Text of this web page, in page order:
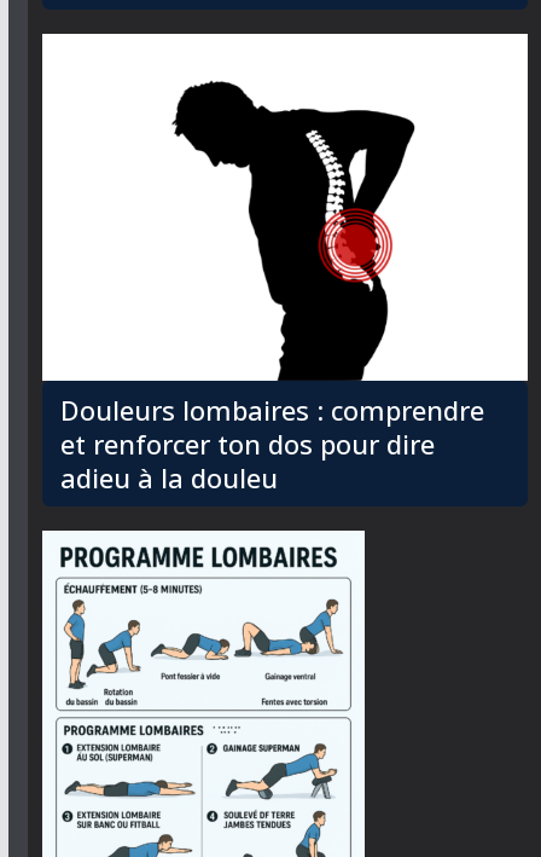
Douleurs lombaires : comprendre
et renforcer ton dos pour dire
adieu à la douleu